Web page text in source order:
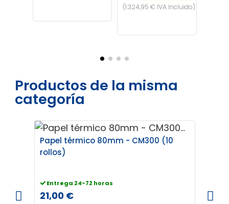
(1.324,95 € IVA Incluido)
Productos de la misma
categoría
Papel térmico 80mm - CM300 (10
rollos)
Entrega 24-72 horas
21,00 €